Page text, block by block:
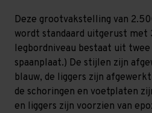
Deze grootvakstelling van
wordt standaard uitgerust met
legbordniveau bestaat uit
spaanplaat.) De stijlen zijn
blauw, de liggers zijn
de schoringen en voetplaten
en liggers zijn voorzien van